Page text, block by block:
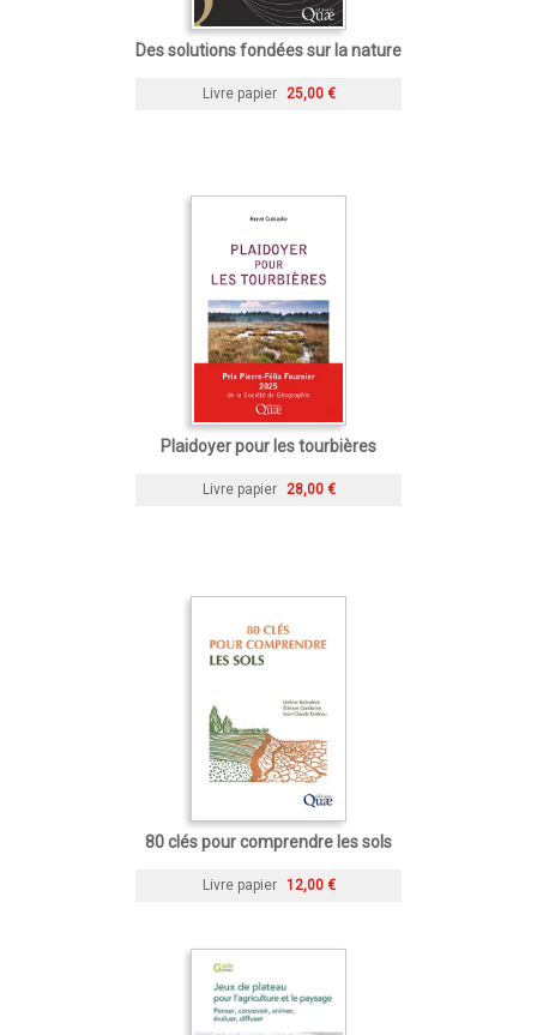
Des solutions fondées sur la nature
Livre papier 25,00 €
Plaidoyer pour les tourbières
Livre papier 28,00 €
80 clés pour comprendre les sols
Livre papier 12,00 €